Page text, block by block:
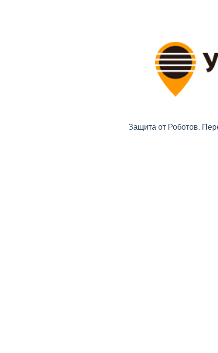
Защита от Роботов.